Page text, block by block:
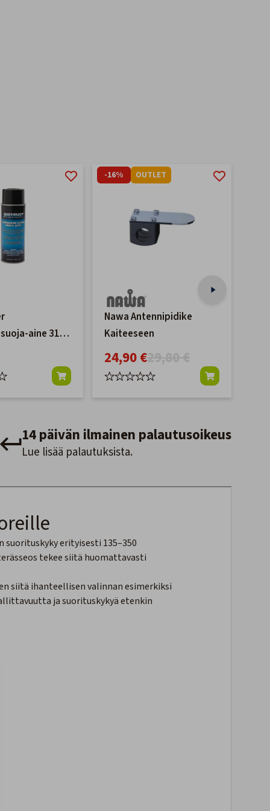
aine 312
-16% OUTLET
Nawa Antennipidike
Kaiteeseen
24,90 €29,80 €
14 päivän ilmainen palautusoikeus
Lue lisää palautuksista.
erityisesti 135–350
tekee siitä huomattavasti
siitä ihanteellisen valinnan esimerkiksi
ja suorituskykyä etenkin